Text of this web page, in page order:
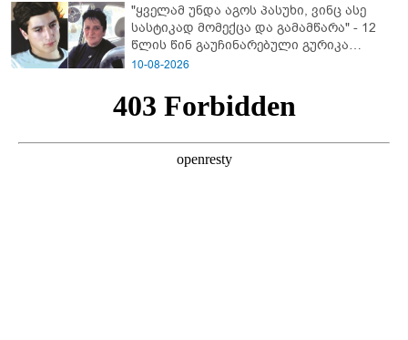
"ყველამ უნდა აგოს პასუხი, ვინც ასე
სასტიკად მომექცა და გამამწარა" - 12
წლის წინ გაუჩინარებული გურიკა
დადიანიძის ბურუსით მოცული საქმის
10-08-2026